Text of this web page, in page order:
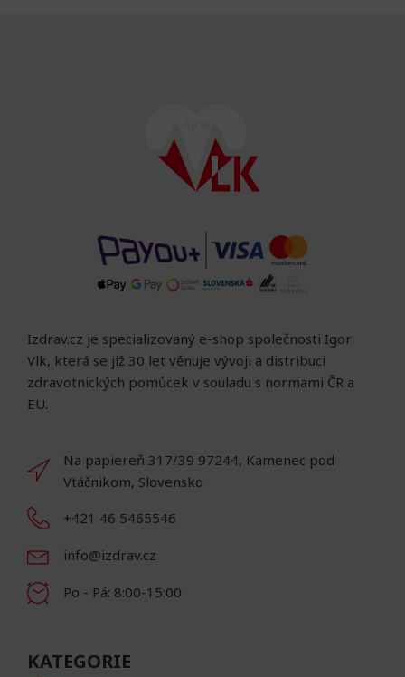
Izdrav.cz je specializovaný e-shop společnosti Igor
Vlk, která se již 30 let věnuje vývoji a distribuci
zdravotnických pomůcek v souladu s normami ČR a
EU.
Na papiereň 317/39 97244, Kamenec pod
Vtáčnikom, Slovensko
+421 46 5465546
info@izdrav.cz
Po - Pá: 8:00-15:00
KATEGORIE